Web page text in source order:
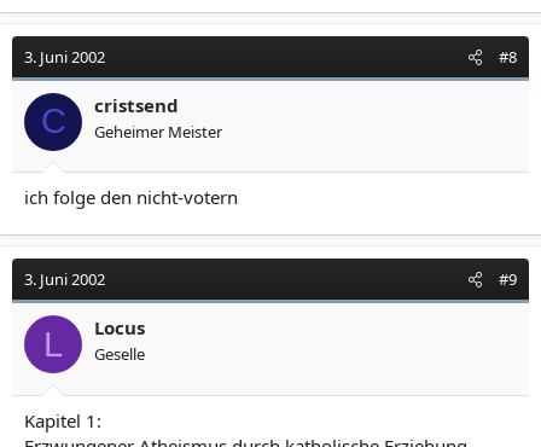
3. Juni 2002 #8
C cristsend
Geheimer Meister
ich folge den nicht-votern
3. Juni 2002 #9
L Locus
Geselle
Kapitel 1: